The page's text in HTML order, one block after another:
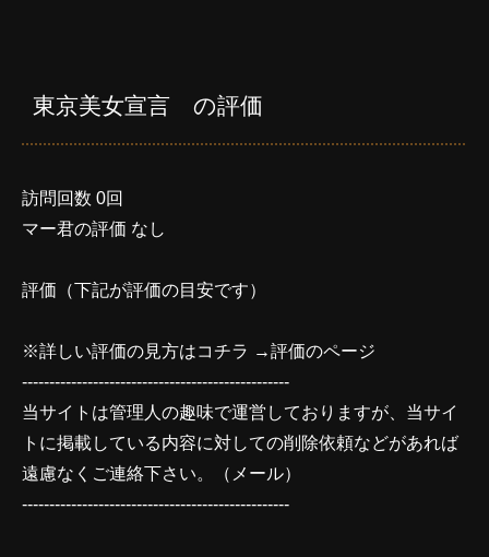
東京美女宣言 の評価
訪問回数 0回
マー君の評価 なし
評価（下記が評価の目安です）
※詳しい評価の見方はコチラ →評価のページ
-------------------------------------------------
当サイトは管理人の趣味で運営しておりますが、当サイ
トに掲載している内容に対しての削除依頼などがあれば
遠慮なくご連絡下さい。（ メール）
-------------------------------------------------